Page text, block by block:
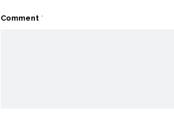
Comment *